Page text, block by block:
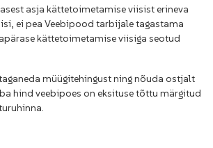
asja kättetoimetamise viisist erineva
ei pea Veebipood tarbijale tagastama
kättetoimetamise viisiga seotud
müügitehingust ning nõuda ostjalt
hind veebipoes on eksituse tõttu märgitud